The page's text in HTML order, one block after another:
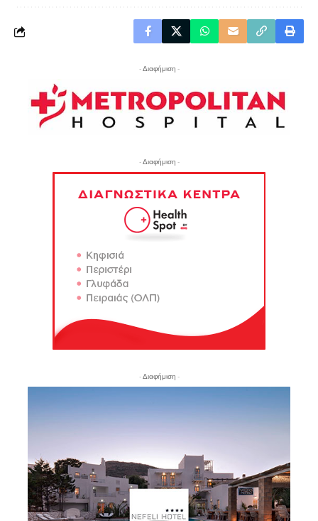
- Διαφήμιση -
- Διαφήμιση -
- Διαφήμιση -